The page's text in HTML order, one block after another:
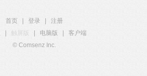
首页 登录
注册
触屏版 电脑版
客户端
© Comsenz Inc.